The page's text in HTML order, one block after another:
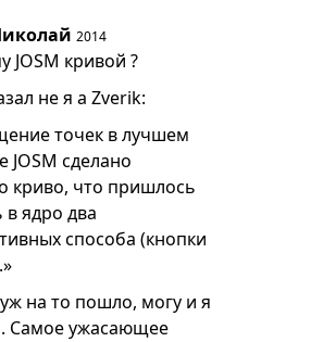
2014
JOSM кривой ?
не я а Zverik:
точек в лучшем
JOSM сделано
криво, что пришлось
ядро два
способа (кнопки
на то пошло, могу и я
Самое ужасающее